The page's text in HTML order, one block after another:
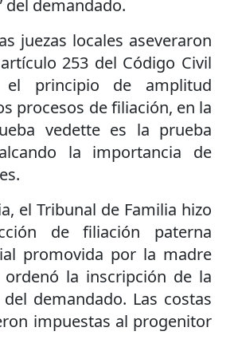
del demandado.
juezas locales aseveraron
253 del Código Civil
el principio de amplitud
procesos de filiación, en la
vedette es la prueba
la importancia de
el Tribunal de Familia hizo
de filiación paterna
promovida por la madre
la inscripción de la
demandado. Las costas
impuestas al progenitor